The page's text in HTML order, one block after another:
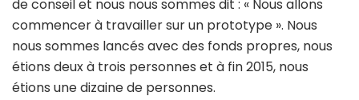
de conseil et nous nous sommes dit : « Nous allons
commencer à travailler sur un prototype ». Nous
nous sommes lancés avec des fonds propres, nous
étions deux à trois personnes et à fin 2015, nous
étions une dizaine de personnes.